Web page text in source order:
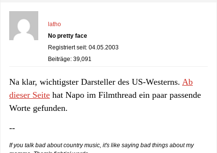
latho
No pretty face
Registriert seit: 04.05.2003
Beiträge: 39,091
Na klar, wichtigster Darsteller des US-Westerns. Ab
dieser Seite hat Napo im Filmthread ein paar passende
Worte gefunden.
--
If you talk bad about country music, it's like saying bad things about my